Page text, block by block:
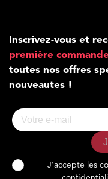
Inscrivez-vous et
première
toutes nos offres
nouveautes !
J'accepte les